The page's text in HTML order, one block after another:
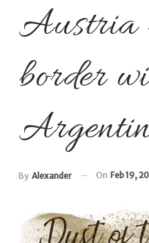
Austria
border
By Alexander On Feb 19,